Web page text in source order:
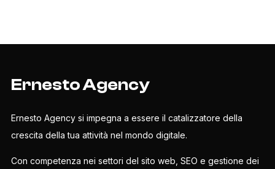
Ernesto Agency
Ernesto Agency si impegna a essere il catalizzatore della
crescita della tua attività nel mondo digitale.
Con competenza nei settori del sito web, SEO e gestione dei